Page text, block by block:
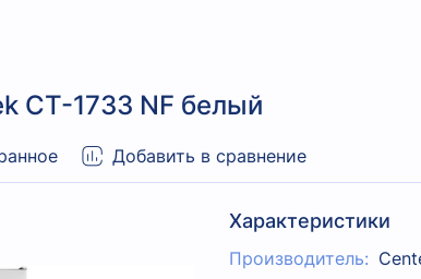
CT-1733 NF белый
Добавить в сравнение
Характеристики
Производитель: